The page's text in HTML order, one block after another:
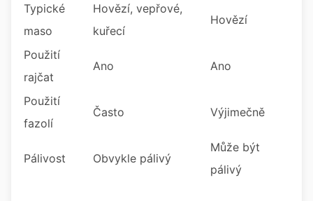
Typické
maso
Hovězí, vepřové,
kuřecí
Hovězí
Použití
rajčat
Ano Ano
Použití
fazolí
Často Výjimečně
Pálivost Obvykle pálivý
Může být
pálivý